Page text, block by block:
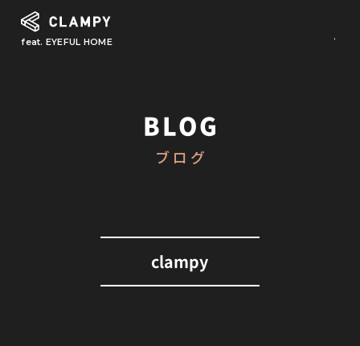
feat. EYEFUL HOME
Our Works
BLOG
ブログ
clampy